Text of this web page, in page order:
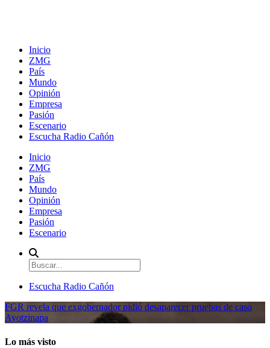
Inicio
ZMG
País
Mundo
Opinión
Empresa
Pasión
Escenario
Escucha Radio Cañón
Inicio
ZMG
País
Mundo
Opinión
Empresa
Pasión
Escenario
Escucha Radio Cañón
FGR revela que exgobernador pidió desaparecer pruebas de caso
Ayotzinapa
Lo más visto